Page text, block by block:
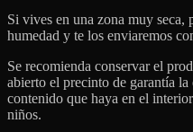
Si vives en una zona muy seca,
humedad y te los enviaremos
Se recomienda conservar el
abierto el precinto de garantía la
contenido que haya en el
niños.